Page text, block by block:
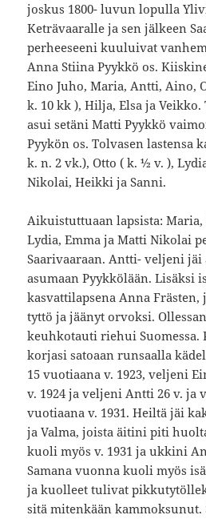
joskus 1800- luvun lopulla
Keträvaaralle ja sen jälkeen
perheeseeni kuuluivat
Anna Stiina Pyykkö os.
Eino Juho, Maria, Antti, Aino,
k. 10 kk ), Hilja, Elsa ja Veikko.
asui setäni Matti Pyykkö
Pyykön os. Tolvasen lastensa
k. n. 2 vk.), Otto ( k. ½ v. ),
Nikolai, Heikki ja Sanni.
Aikuistuttuaan lapsista: Maria,
Lydia, Emma ja Matti Nikolai
Saarivaaraan. Antti- veljeni
asumaan Pyykkölään. Lisäksi
kasvattilapsena Anna
tyttö ja jäänyt orvoksi.
keuhkotauti riehui
korjasi satoaan runsaalla
15 vuotiaana v. 1923, veljeni
v. 1924 ja veljeni Antti 26 v. ja
vuotiaana v. 1931. Heiltä jäi
ja Valma, joista äitini piti
kuoli myös v. 1931 ja ukkini
Samana vuonna kuoli myös
ja kuolleet tulivat
sitä mitenkään